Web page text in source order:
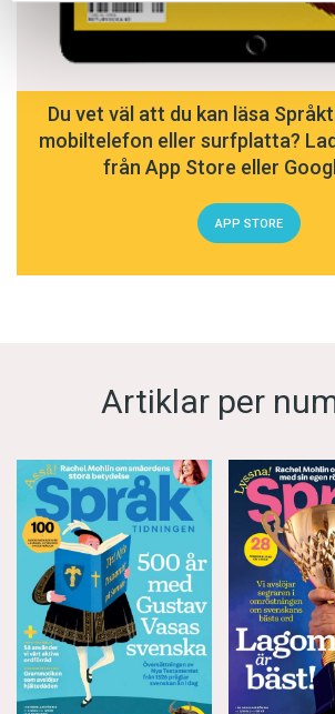
Du vet väl att du kan läsa
mobiltelefon eller surfplatta?
från App Store eller
APP STORE
Artiklar per